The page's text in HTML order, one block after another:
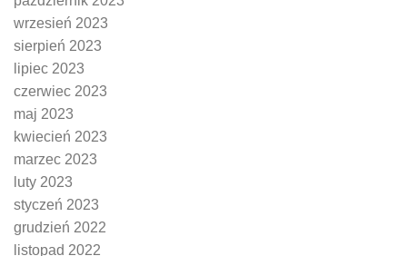
wrzesień 2023
sierpień 2023
lipiec 2023
czerwiec 2023
maj 2023
kwiecień 2023
marzec 2023
luty 2023
styczeń 2023
grudzień 2022
listopad 2022